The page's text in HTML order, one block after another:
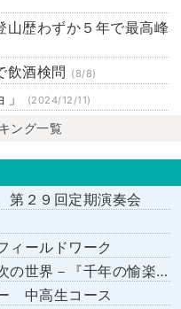
歴わずか５年で最高峰
酒検問 (8/8)
」 (2024/12/11)
ング一覧
２９回定期演奏会
ィールドワーク
千年の愉楽』『奇蹟』より－」
中高生コース